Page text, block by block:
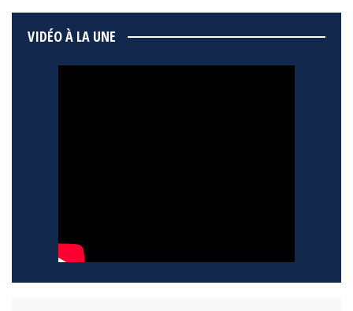
VIDÉO À LA UNE